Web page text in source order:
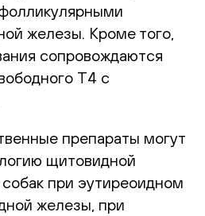
железы. Кроме того,
сопровождаются
T4 с
препараты могут
щитовидной
при эутиреоидном
железы, при